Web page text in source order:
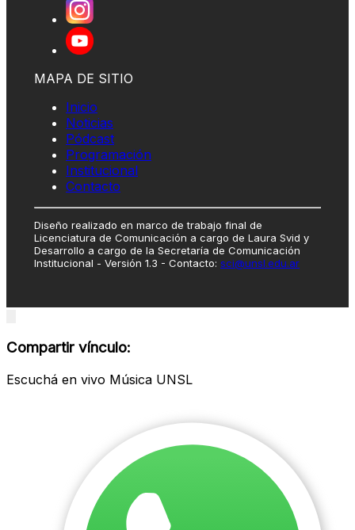
MAPA DE SITIO
Inicio
Noticias
Pódcast
Programación
Institucional
Contacto
Diseño realizado en marco de trabajo final de
Licenciatura de Comunicación a cargo de Laura Svid y
Desarrollo a cargo de la Secretaría de Comunicación
Institucional - Versión 1.3 - Contacto: sci@unsl.edu.ar
modal
Compartir vínculo:
Escuchá en vivo Música UNSL